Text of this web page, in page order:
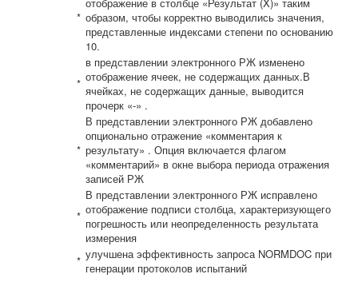
* образом, чтобы корректно выводились значения,
представленные индексами степени по основанию
10.
*
в представлении электронного РЖ изменено
отображение ячеек, не содержащих данных.В
ячейках, не содержащих данные, выводится
прочерк «-» .
*
В представлении электронного РЖ добавлено
опционально отражение «комментария к
результату» . Опция включается флагом
«комментарий» в окне выбора периода отражения
записей РЖ
*
В представлении электронного РЖ исправлено
отображение подписи столбца, характеризующего
погрешность или неопределенность результата
измерения
* улучшена эффективность запроса NORMDOC при
генерации протоколов испытаний